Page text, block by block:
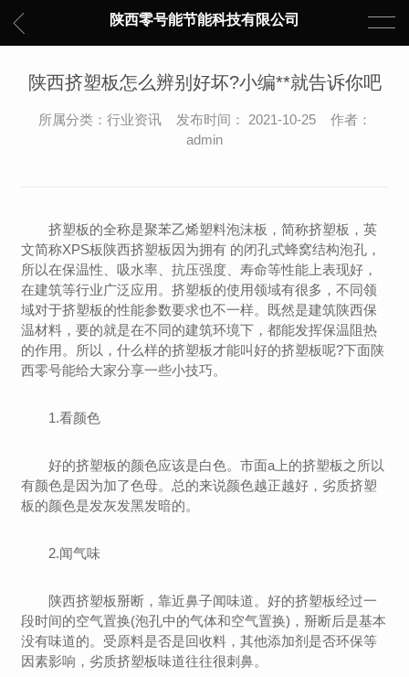
陕西零号能节能科技有限公司
陕西挤塑板怎么辨别好坏?小编**就告诉你吧
所属分类：行业资讯 发布时间： 2021-10-25 作者：
admin
挤塑板的全称是聚苯乙烯塑料泡沫板，简称挤塑板，英
文简称XPS板陕西挤塑板因为拥有 的闭孔式蜂窝结构泡孔，
所以在保温性、吸水率、抗压强度、寿命等性能上表现好，
在建筑等行业广泛应用。挤塑板的使用领域有很多，不同领
域对于挤塑板的性能参数要求也不一样。既然是建筑陕西保
温材料，要的就是在不同的建筑环境下，都能发挥保温阻热
的作用。所以，什么样的挤塑板才能叫好的挤塑板呢?下面陕
西零号能给大家分享一些小技巧。
1.看颜色
好的挤塑板的颜色应该是白色。市面a上的挤塑板之所以
有颜色是因为加了色母。总的来说颜色越正越好，劣质挤塑
板的颜色是发灰发黑发暗的。
2.闻气味
陕西挤塑板掰断，靠近鼻子闻味道。好的挤塑板经过一
段时间的空气置换(泡孔中的气体和空气置换)，掰断后是基本
没有味道的。受原料是否是回收料，其他添加剂是否环保等
因素影响，劣质挤塑板味道往往很刺鼻。